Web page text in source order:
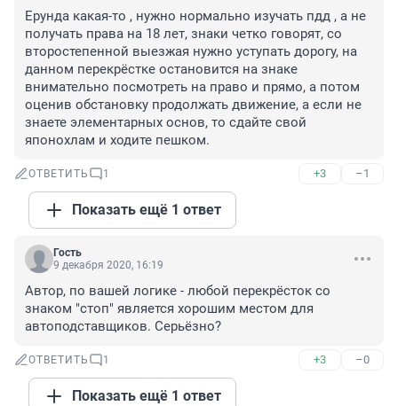
Ерунда какая-то , нужно нормально изучать пдд , а не
получать права на 18 лет, знаки четко говорят, со
второстепенной выезжая нужно уступать дорогу, на
данном перекрёстке остановится на знаке
внимательно посмотреть на право и прямо, а потом
оценив обстановку продолжать движение, а если не
знаете элементарных основ, то сдайте свой
японохлам и ходите пешком.
ОТВЕТИТЬ 1 +3 –1
Показать ещё 1 ответ
Гость
9 декабря 2020, 16:19
Автор, по вашей логике - любой перекрёсток со
знаком "стоп" является хорошим местом для
автоподставщиков. Серьёзно?
ОТВЕТИТЬ 1 +3 –0
Показать ещё 1 ответ